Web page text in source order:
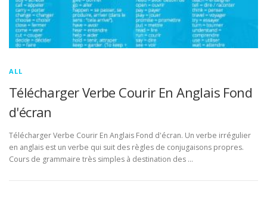
ALL
Télécharger Verbe Courir En Anglais Fond
d'écran
Télécharger Verbe Courir En Anglais Fond d'écran. Un verbe irrégulier
en anglais est un verbe qui suit des règles de conjugaisons propres.
Cours de grammaire très simples à destination des …